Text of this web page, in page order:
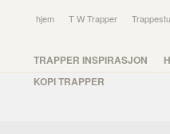
hjem T W Trapper
TRAPPER INSPIRASJON
KOPI TRAPPER